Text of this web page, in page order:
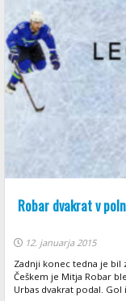
Robar dvakrat v
12. januarja 2015
Zadnji konec tedna je bil
Češkem je Mitja Robar
Urbas dvakrat podal. Gol